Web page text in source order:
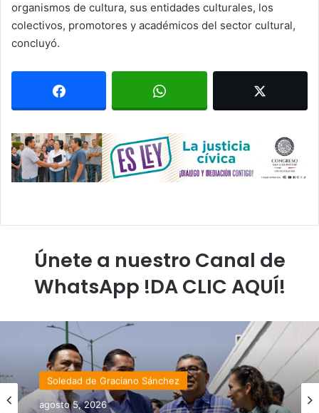
organismos de cultura, sus entidades culturales, los
colectivos, promotores y académicos del sector cultural,
concluyó.
Únete a nuestro Canal de
WhatsApp !DA CLIC AQUÍ!
Soledad de Graciano Sánchez
agosto 5, 2026